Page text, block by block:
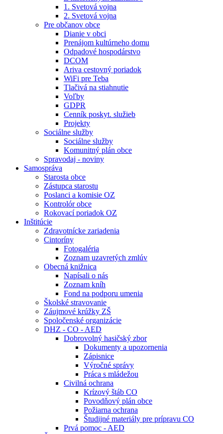
1. Svetová vojna
2. Svetová vojna
Pre občanov obce
Dianie v obci
Prenájom kultúrneho domu
Odpadové hospodárstvo
DCOM
Ariva cestovný poriadok
WiFi pre Teba
Tlačivá na stiahnutie
Voľby
GDPR
Cenník poskyt. služieb
Projekty
Sociálne služby
Sociálne služby
Komunitný plán obce
Spravodaj - noviny
Samospráva
Starosta obce
Zástupca starostu
Poslanci a komisie OZ
Kontrolór obce
Rokovací poriadok OZ
Inštitúcie
Zdravotnícke zariadenia
Cintoríny
Fotogaléria
Zoznam uzavretých zmlúv
Obecná knižnica
Napísali o nás
Zoznam kníh
Fond na podporu umenia
Školské stravovanie
Záujmové krúžky ZŠ
Spoločenské organizácie
DHZ - CO - AED
Dobrovolný hasičský zbor
Dokumenty a upozornenia
Zápisnice
Výročné správy
Práca s mládežou
Civilná ochrana
Krízový štáb CO
Povodňový plán obce
Požiarna ochrana
Študijné materiály pre prípravu CO
Prvá pomoc - AED